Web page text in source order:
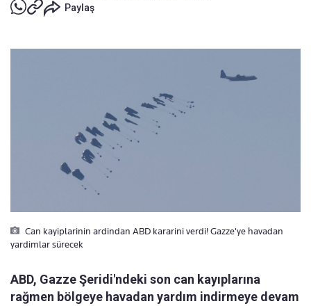
Paylaş
Can kayiplarinin ardindan ABD kararini verdi! Gazze'ye havadan
yardimlar sürecek
ABD, Gazze Şeridi'ndeki son can kayıplarına
rağmen bölgeye havadan yardım indirmeye devam